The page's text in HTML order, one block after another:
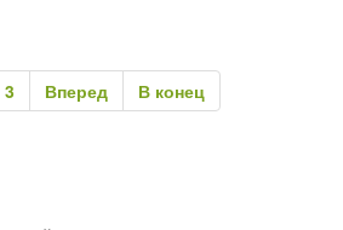
3 Вперед В конец